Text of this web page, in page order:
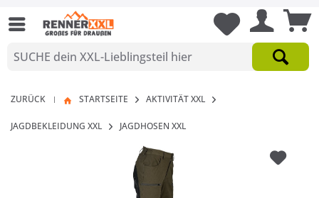
ZURÜCK | STARTSEITE AKTIVITÄT XXL
JAGDBEKLEIDUNG XXL JAGDHOSEN XXL